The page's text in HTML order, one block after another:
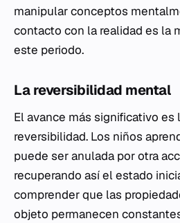
manipular conceptos
contacto con la realidad es la
este periodo.
La reversibilidad mental
El avance más significativo es
reversibilidad. Los niños
puede ser anulada por otra
recuperando así el estado
comprender que las
objeto permanecen